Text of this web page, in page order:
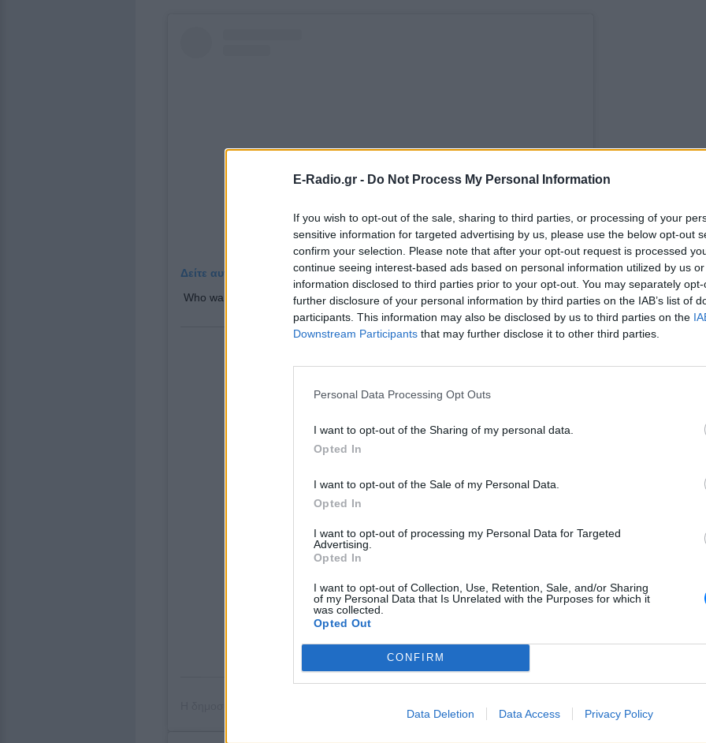
E-Radio.gr - Do Not Process My Personal Information
If you wish to opt-out of the sale, sharing to third parties, or processing of your
sensitive information for targeted advertising by us, please use the below opt-out
confirm your selection. Please note that after your opt-out request is processed
continue seeing interest-based ads based on personal information utilized by us
information disclosed to third parties prior to your opt-out. You may separately
further disclosure of your personal information by third parties on the IAB’s list of
participants. This information may also be disclosed by us to third parties on the
Downstream Participants that may further disclose it to other third parties.
Personal Data Processing Opt Outs
I want to opt-out of the Sharing of my personal data.
Opted In
I want to opt-out of the Sale of my Personal Data.
Opted In
I want to opt-out of processing my Personal Data for Targeted
Advertising.
Opted In
I want to opt-out of Collection, Use, Retention, Sale, and/or Sharing
of my Personal Data that Is Unrelated with the Purposes for which it
was collected.
Opted Out
CONFIRM
Data Deletion Data Access Privacy Policy
5
τα
Δείτε αυτή τη δημοσίευση στο Instagram.
Who wants to have a beach day with me? 😊 @kowatches
AMANDA TRIVIZAS